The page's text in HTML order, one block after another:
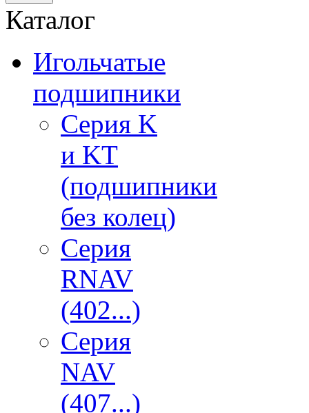
Каталог
Игольчатые
подшипники
Серия K
и KT
(подшипники
без колец)
Серия
RNAV
(402...)
Серия
NAV
(407...)